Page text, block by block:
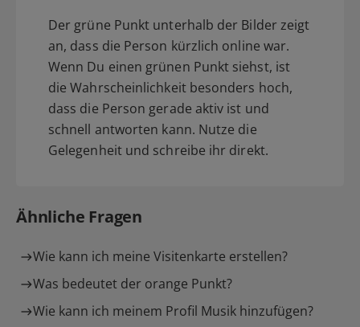
Der grüne Punkt unterhalb der Bilder zeigt
an, dass die Person kürzlich online war.
Wenn Du einen grünen Punkt siehst, ist
die Wahrscheinlichkeit besonders hoch,
dass die Person gerade aktiv ist und
schnell antworten kann. Nutze die
Gelegenheit und schreibe ihr direkt.
Ähnliche Fragen
Wie kann ich meine Visitenkarte erstellen?
Was bedeutet der orange Punkt?
Wie kann ich meinem Profil Musik hinzufügen?